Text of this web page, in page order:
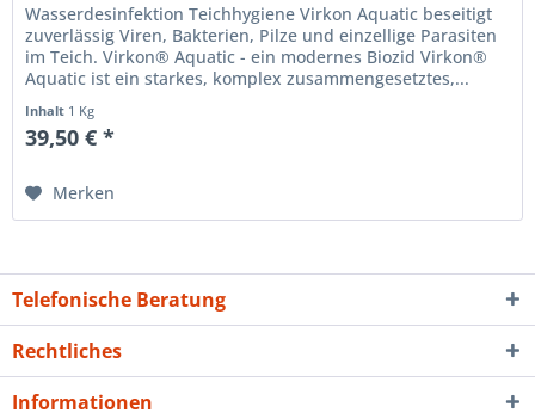
Wasserdesinfektion Teichhygiene Virkon Aquatic beseitigt
zuverlässig Viren, Bakterien, Pilze und einzellige Parasiten
im Teich. Virkon® Aquatic - ein modernes Biozid Virkon®
Aquatic ist ein starkes, komplex zusammengesetztes,...
Inhalt 1 Kg
39,50 € *
Merken
Telefonische Beratung
Rechtliches
Informationen